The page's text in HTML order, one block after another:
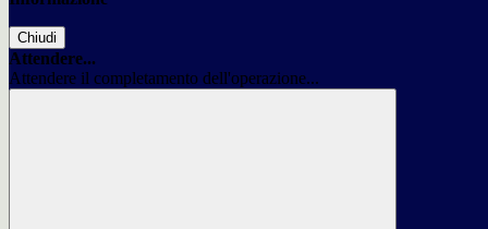
Chiudi
Attendere...
Attendere il completamento dell'operazione...